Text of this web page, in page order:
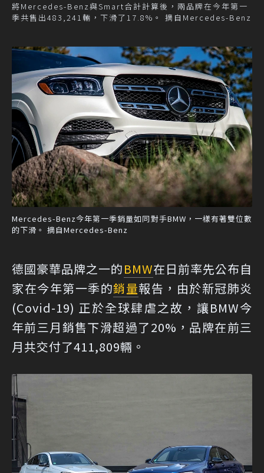
將Mercedes-Benz與Smart合計計算後，兩品牌在今年第一
季共售出483,241輛，下滑了17.8%。 摘自Mercedes-Benz
Mercedes-Benz今年第一季銷量如同對手BMW，一樣有著雙位數
的下滑。 摘自Mercedes-Benz
德國豪華品牌之一的BMW在日前率先公布自
家在今年第一季的銷量報告，由於新冠肺炎
(Covid-19) 正於全球肆虐之故，讓BMW今
年前三月銷售下滑超過了20%，品牌在前三
月共交付了411,809輛。